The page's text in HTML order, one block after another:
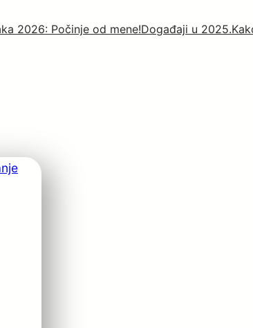
2026: Počinje od mene!Događaji u 2025.